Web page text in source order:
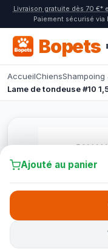
Livraison gratuite dès 70 €*
Paiement sécurisé
Bopets
AccueilChiensShampoing
Lame de tondeuse #10
Ajouté au panier